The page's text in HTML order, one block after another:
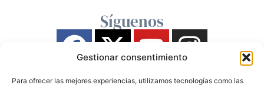
Gestionar consentimiento
Para ofrecer las mejores experiencias, utilizamos tecnologías como las
Síguenos